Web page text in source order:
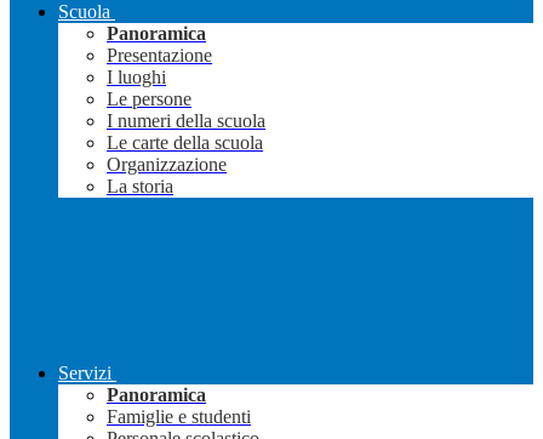
Scuola
Panoramica
Presentazione
I luoghi
Le persone
I numeri della scuola
Le carte della scuola
Organizzazione
La storia
Servizi
Panoramica
Famiglie e studenti